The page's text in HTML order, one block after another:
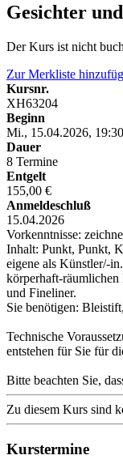
Gesichter
Der Kurs ist nicht
Zur Merkliste
Kursnr.
XH63204
Beginn
Mi., 15.04.2026,
Dauer
8 Termine
Entgelt
155,00 €
Anmeldeschluß
15.04.2026
Vorkenntnisse:
Inhalt: Punkt, Punkt,
eigene als Künstler/-
körperhaft-
und Fineliner.
Sie benötigen:
Technische
entstehen für Sie für
Bitte beachten Sie,
Zu diesem Kurs sind
Kurstermine